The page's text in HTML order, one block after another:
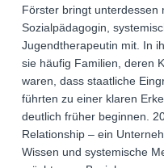
Förster bringt unterdessen
Sozialpädagogin,
Jugendtherapeutin mit. In
sie häufig Familien, deren
waren, dass staatliche
führten zu einer klaren
deutlich früher beginnen.
Relationship – ein
Wissen und systemische